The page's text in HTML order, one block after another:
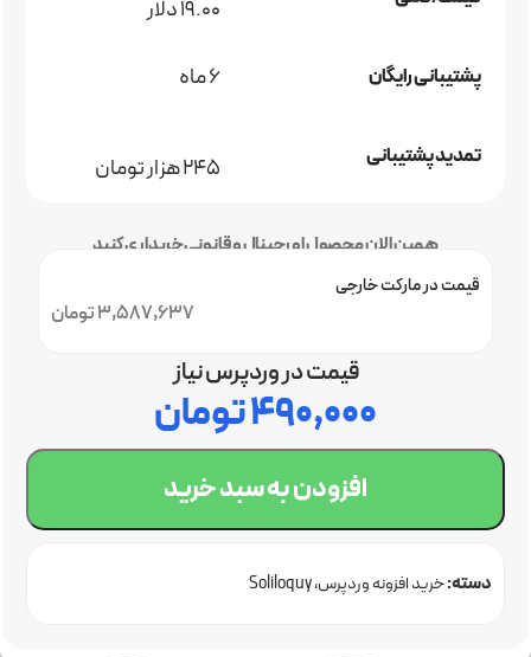
19.00 دلار
پشتیبانی رایگان 6 ماه
تمدید پشتیبانی 245 هزار تومان
همین الان محصول اورجینال و قانونی خریداری کنید
3,587,637 تومان
قیمت در مارکت خارجی
قیمت در وردپرس نیاز
۴۹۰,۰۰۰تومان
افزودن به سبد خرید
دسته:خرید افزونه وردپرس Soliloquy